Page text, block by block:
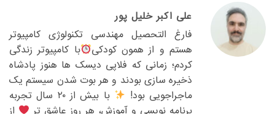
علی اکبر خلیل پور
فارغ التحصیل مهندسی تکنولوژی کامپیوتر
هستم و از همون کودکی
با کامپیوتر زندگی
کردم؛ زمانی که فلاپی دیسک ها هنوز پادشاه
ذخیره سازی بودند و هر بوت شدن سیستم یک
ماجراجویی بود!
با بیش از ۲۰ سال تجربه